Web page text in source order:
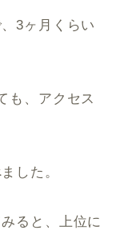
3ヶ月くらい
も、アクセス
した。
ると、上位に